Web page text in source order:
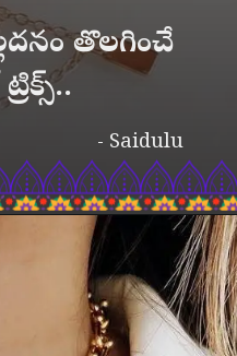
- Saidulu
తొలగించే